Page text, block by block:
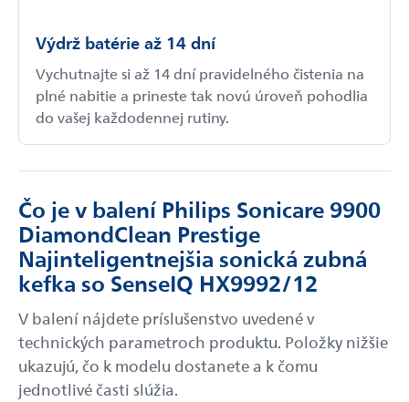
Výdrž batérie až 14 dní
Vychutnajte si až 14 dní pravidelného čistenia na
plné nabitie a prineste tak novú úroveň pohodlia
do vašej každodennej rutiny.
Čo je v balení Philips Sonicare 9900
DiamondClean Prestige
Najinteligentnejšia sonická zubná
kefka so SenseIQ HX9992/12
V balení nájdete príslušenstvo uvedené v
technických parametroch produktu. Položky nižšie
ukazujú, čo k modelu dostanete a k čomu
jednotlivé časti slúžia.
Powered by chaterimo